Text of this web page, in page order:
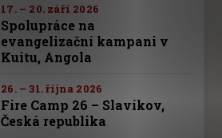
17. – 20. září 2026
Spolupráce na
evangelizační kampani v
Kuitu, Angola
26. – 31. října 2026
Fire Camp 26 – Slavíkov,
Česká republika